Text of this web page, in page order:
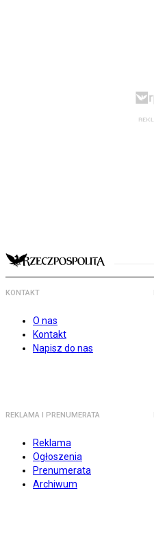
KONTAKT
O nas
Kontakt
Napisz do nas
REKLAMA I PRENUMERATA
Reklama
Ogłoszenia
Prenumerata
Archiwum